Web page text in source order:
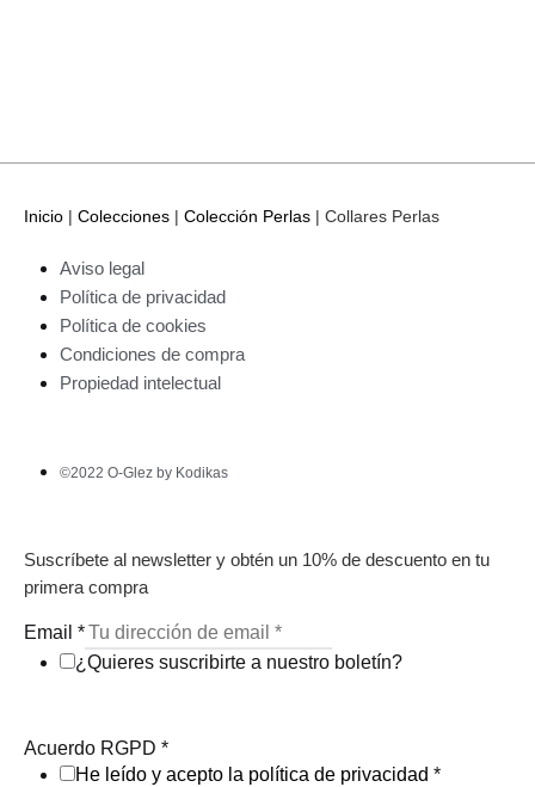
Inicio | Colecciones | Colección Perlas | Collares Perlas
Aviso legal
Política de privacidad
Política de cookies
Condiciones de compra
Propiedad intelectual
©2022 O-Glez by Kodikas
Suscríbete al newsletter y obtén un 10% de descuento en tu
primera compra
Email *
¿Quieres suscribirte a nuestro boletín?
Acuerdo RGPD *
He leído y acepto la política de privacidad *